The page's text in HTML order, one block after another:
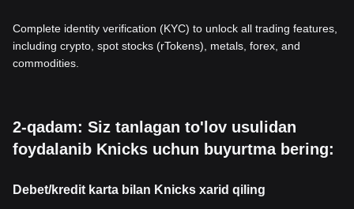
Complete identity verification (KYC) to unlock all trading features,
including crypto, spot stocks (rTokens), metals, forex, and
commodities.
2-qadam: Siz tanlagan to'lov usulidan
foydalanib Knicks uchun buyurtma bering:
Debet/kredit karta bilan Knicks xarid qiling